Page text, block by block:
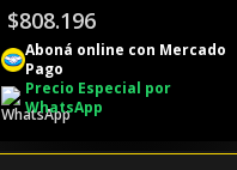
$808.196
Aboná online con Mercado
Pago
Precio Especial por
WhatsApp